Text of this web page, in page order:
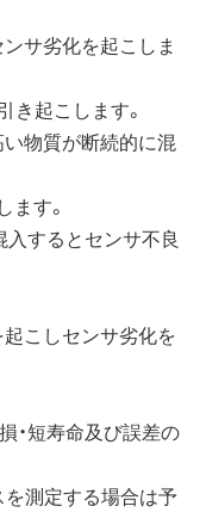
サ劣化を起こしま
き起こします。
物質が断続的に混
す。
入するとセンサ不良
こしセンサ劣化を
・短寿命及び誤差の
測定する場合は予